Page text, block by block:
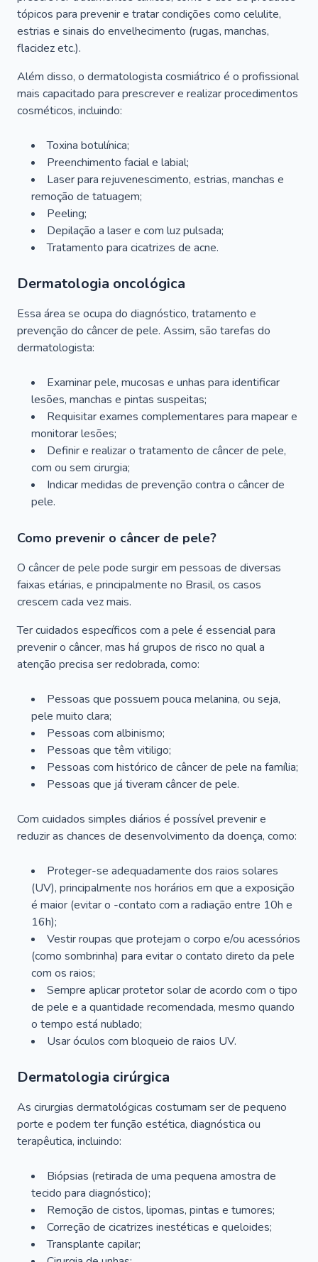
tópicos para prevenir e tratar condições como celulite,
estrias e sinais do envelhecimento (rugas, manchas,
flacidez etc.).
Além disso, o dermatologista cosmiátrico é o profissional
mais capacitado para prescrever e realizar procedimentos
cosméticos, incluindo:
Toxina botulínica;
Preenchimento facial e labial;
Laser para rejuvenescimento, estrias, manchas e
remoção de tatuagem;
Peeling;
Depilação a laser e com luz pulsada;
Tratamento para cicatrizes de acne.
Dermatologia oncológica
Essa área se ocupa do diagnóstico, tratamento e
prevenção do câncer de pele. Assim, são tarefas do
dermatologista:
Examinar pele, mucosas e unhas para identificar
lesões, manchas e pintas suspeitas;
Requisitar exames complementares para mapear e
monitorar lesões;
Definir e realizar o tratamento de câncer de pele,
com ou sem cirurgia;
Indicar medidas de prevenção contra o câncer de
pele.
Como prevenir o câncer de pele?
O câncer de pele pode surgir em pessoas de diversas
faixas etárias, e principalmente no Brasil, os casos
crescem cada vez mais.
Ter cuidados específicos com a pele é essencial para
prevenir o câncer, mas há grupos de risco no qual a
atenção precisa ser redobrada, como:
Pessoas que possuem pouca melanina, ou seja,
pele muito clara;
Pessoas com albinismo;
Pessoas que têm vitiligo;
Pessoas com histórico de câncer de pele na família;
Pessoas que já tiveram câncer de pele.
Com cuidados simples diários é possível prevenir e
reduzir as chances de desenvolvimento da doença, como:
Proteger-se adequadamente dos raios solares
(UV), principalmente nos horários em que a exposição
é maior (evitar o -contato com a radiação entre 10h e
16h);
Vestir roupas que protejam o corpo e/ou acessórios
(como sombrinha) para evitar o contato direto da pele
com os raios;
Sempre aplicar protetor solar de acordo com o tipo
de pele e a quantidade recomendada, mesmo quando
o tempo está nublado;
Usar óculos com bloqueio de raios UV.
Dermatologia cirúrgica
As cirurgias dermatológicas costumam ser de pequeno
porte e podem ter função estética, diagnóstica ou
terapêutica, incluindo:
Biópsias (retirada de uma pequena amostra de
tecido para diagnóstico);
Remoção de cistos, lipomas, pintas e tumores;
Correção de cicatrizes inestéticas e queloides;
Transplante capilar;